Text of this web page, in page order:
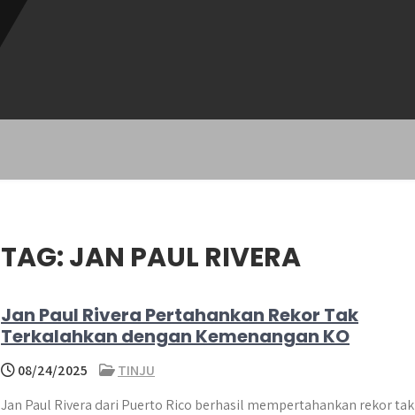
TAG:JAN PAUL RIVERA
Jan Paul Rivera Pertahankan Rekor Tak
Terkalahkan dengan Kemenangan KO
08/24/2025
TINJU
Jan Paul Rivera dari Puerto Rico berhasil mempertahankan rekor tak